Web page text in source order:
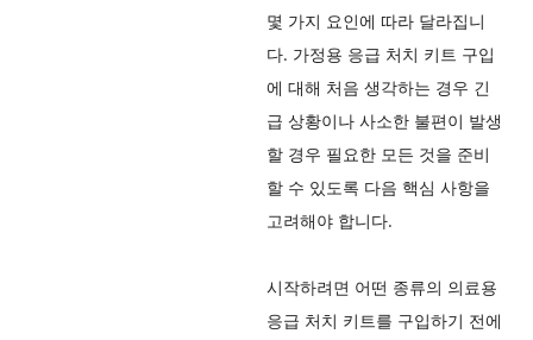
몇 가지 요인에 따라 달라집니
다. 가정용 응급 처치 키트 구입
에 대해 처음 생각하는 경우 긴
급 상황이나 사소한 불편이 발생
할 경우 필요한 모든 것을 준비
할 수 있도록 다음 핵심 사항을
고려해야 합니다.
시작하려면 어떤 종류의 의료용
응급 처치 키트를 구입하기 전에